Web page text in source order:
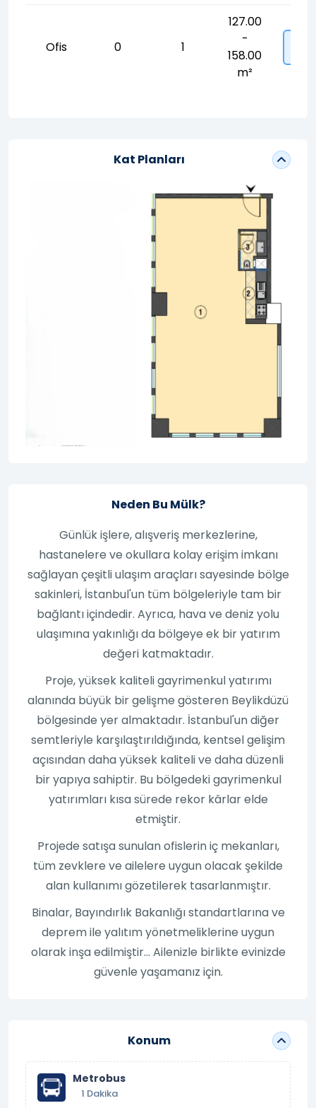
Ofis 0 1
127.00
-
158.00
m²
Kat Planları
Neden Bu Mülk?
Günlük işlere, alışveriş merkezlerine,
hastanelere ve okullara kolay erişim imkanı
sağlayan çeşitli ulaşım araçları sayesinde bölge
sakinleri, İstanbul'un tüm bölgeleriyle tam bir
bağlantı içindedir. Ayrıca, hava ve deniz yolu
ulaşımına yakınlığı da bölgeye ek bir yatırım
değeri katmaktadır.
Proje, yüksek kaliteli gayrimenkul yatırımı
alanında büyük bir gelişme gösteren Beylikdüzü
bölgesinde yer almaktadır. İstanbul'un diğer
semtleriyle karşılaştırıldığında, kentsel gelişim
açısından daha yüksek kaliteli ve daha düzenli
bir yapıya sahiptir. Bu bölgedeki gayrimenkul
yatırımları kısa sürede rekor kârlar elde
etmiştir.
Projede satışa sunulan ofislerin iç mekanları,
tüm zevklere ve ailelere uygun olacak şekilde
alan kullanımı gözetilerek tasarlanmıştır.
Binalar, Bayındırlık Bakanlığı standartlarına ve
deprem ile yalıtım yönetmeliklerine uygun
olarak inşa edilmiştir... Ailenizle birlikte evinizde
güvenle yaşamanız için.
Konum
Metrobus
1 Dakika